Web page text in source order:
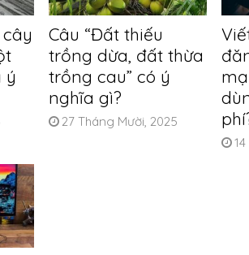
ý
Câu “Đất thiếu
trồng dừa, đất thừa
trồng cau” có ý
nghĩa gì?
27 Tháng Mười, 2025